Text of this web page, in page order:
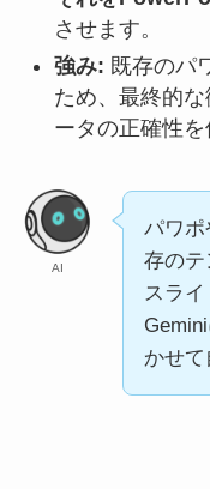
させます。
強み: 既存のパ
ため、最終的
ータの正確性を
AI
パワポ
存のテ
スラ
かせ